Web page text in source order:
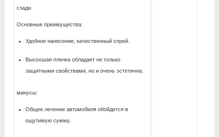
сзади.
Основные преимущества:
Удобное нанесение, качественный спрей.
Высохшая пленка обладает не только
защитными свойствами, но и очень эстетична.
минусы:
Общее лечение автомобиля обойдется в
ощутимую сумму.